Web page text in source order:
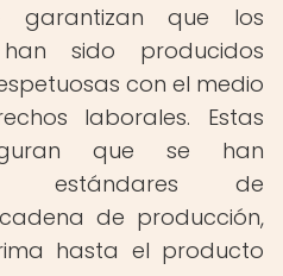
garantizan que los
sido producidos
con el medio
laborales. Estas
que se han
estándares de
de producción,
hasta el producto